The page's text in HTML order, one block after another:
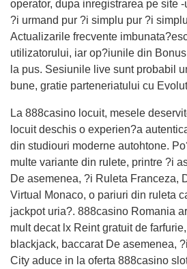
operator, dupa inregistrarea pe site
?i urmand pur ?i simplu pur ?i
Actualizarile frecvente
utilizatorului, iar op?iunile din
la pus. Sesiunile live sunt probabil
bune, gratie parteneriatului cu
La 888casino locuit, mesele
locuit deschis o experien?a
din studiouri moderne autohtone.
multe variante din rulete, printre ?i
De asemenea, ?i Ruleta Franceza,
Virtual Monaco, o pariuri din ruleta
jackpot uria?. 888casino Romania
mult decat lx Reint gratuit de
blackjack, baccarat De asemenea,
City aduce in la oferta 888casino